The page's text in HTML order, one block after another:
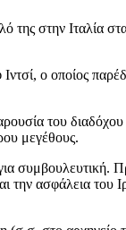
στην Ιταλία
ο οποίος
του διαδόχου
μεγέθους.
συμβουλευτική.
ασφάλεια του